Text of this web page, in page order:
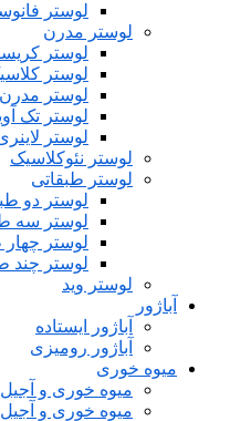
لوستر
لوستر مدرن
لوستر
لوستر
لوستر مدرن
لوستر تک
لوستر
لوستر نئوکلاسیک
لوستر طبقاتی
لوستر دو
لوستر سه
لوستر چهار
لوستر چند
لوستر وید
آباژور
آباژور ایستاده
آباژور رومیزی
میوه خوری
میوه خوری و
میوه خوری و